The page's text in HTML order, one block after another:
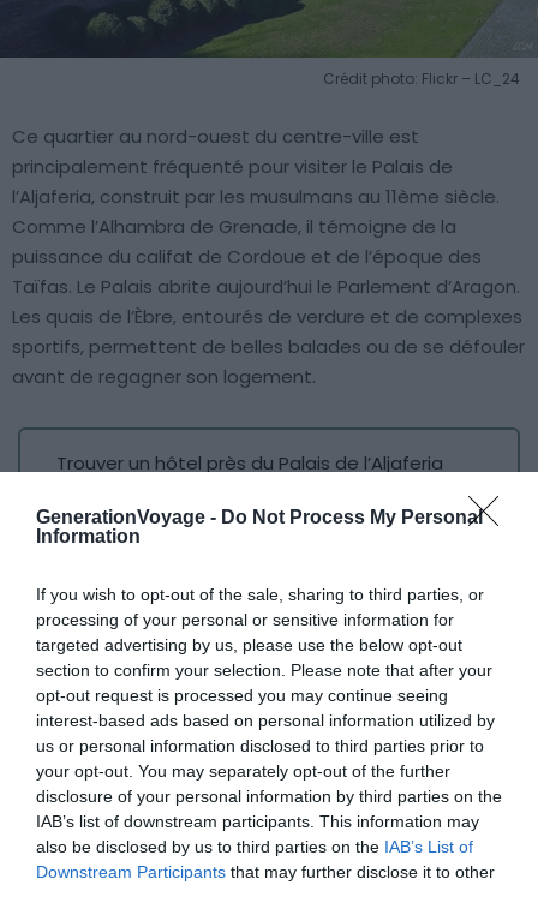
GenerationVoyage - Do Not Process My Personal
Information
If you wish to opt-out of the sale, sharing to third parties, or
processing of your personal or sensitive information for
targeted advertising by us, please use the below opt-out
section to confirm your selection. Please note that after your
opt-out request is processed you may continue seeing
interest-based ads based on personal information utilized by
us or personal information disclosed to third parties prior to
your opt-out. You may separately opt-out of the further
disclosure of your personal information by third parties on the
IAB’s list of downstream participants. This information may
also be disclosed by us to third parties on the IAB’s List of
Downstream Participants that may further disclose it to other
Crédit photo: Flickr – LC_24
Ce quartier au nord-ouest du centre-ville est
principalement fréquenté pour visiter le Palais de
l’Aljaferia, construit par les musulmans au 11ème siècle.
Comme l’Alhambra de Grenade, il témoigne de la
puissance du califat de Cordoue et de l’époque des
Taïfas. Le Palais abrite aujourd’hui le Parlement d’Aragon.
Les quais de l’Èbre, entourés de verdure et de complexes
sportifs, permettent de belles balades ou de se défouler
avant de regagner son logement.
Trouver un hôtel près du Palais de l’Aljaferia
Centro